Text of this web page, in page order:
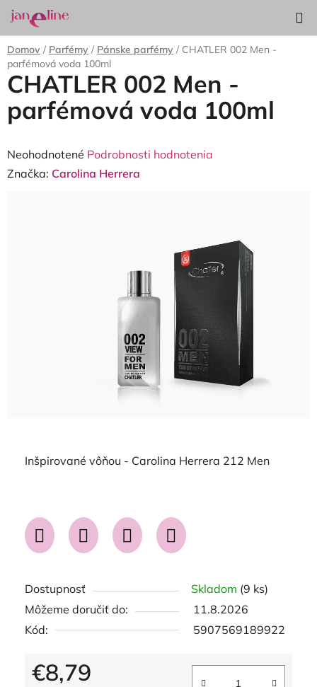
Prejsť
na
obsah
KOŠÍK
Domov / Parfémy / Pánske parfémy / CHATLER 002 Men -
parfémová voda 100ml
Inšpirované vôňou - Carolina Herrera 212 Men
Dostupnosť Skladom (9 ks)
Môžeme doručiť do:
11.8.2026
Kód:
5907569189922
€8,79
CHATLER 002 Men -
parfémová voda 100ml
Priemerné
hodnotenie
Neohodnotené Podrobnosti hodnotenia
Značka: Carolina Herrera